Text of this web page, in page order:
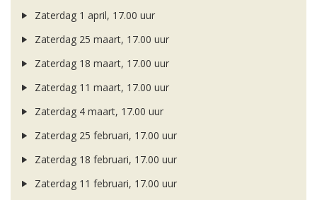
Zaterdag 1 april, 17.00 uur
Zaterdag 25 maart, 17.00 uur
Zaterdag 18 maart, 17.00 uur
Zaterdag 11 maart, 17.00 uur
Zaterdag 4 maart, 17.00 uur
Zaterdag 25 februari, 17.00 uur
Zaterdag 18 februari, 17.00 uur
Zaterdag 11 februari, 17.00 uur